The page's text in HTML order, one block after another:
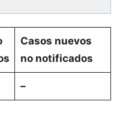
Casos nuevos
no notificados
–